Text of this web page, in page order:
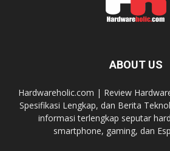
ABOUT US
Hardwareholic.com | Review
Spesifikasi Lengkap, dan Berita
informasi terlengkap seputar
smartphone, gaming, dan